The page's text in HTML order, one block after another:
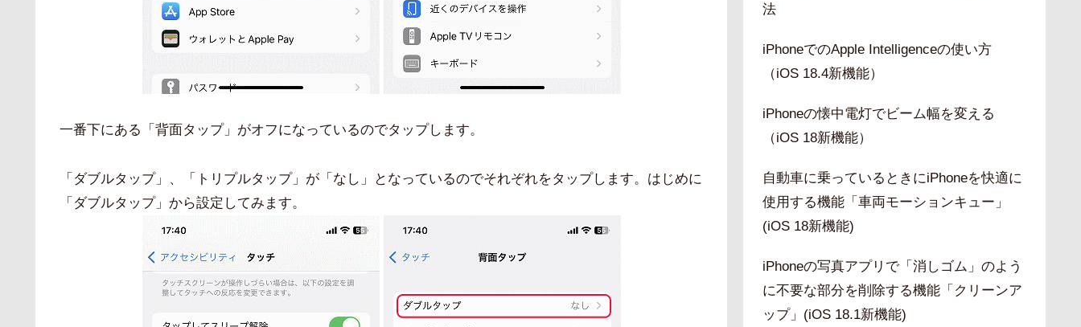
一番下にある「背面タップ」がオフになっているのでタップします。
「ダブルタップ」、「トリプルタップ」が「なし」となっているのでそれぞれをタップします。はじめに
「ダブルタップ」から設定してみます。
法
iPhoneでのApple Intelligenceの使い方
（iOS 18.4新機能）
iPhoneの懐中電灯でビーム幅を変える
（iOS 18新機能）
自動車に乗っているときにiPhoneを快適に
使用する機能「車両モーションキュー」
(iOS 18新機能)
iPhoneの写真アプリで「消しゴム」のよう
に不要な部分を削除する機能「クリーンア
ップ」(iOS 18.1新機能)